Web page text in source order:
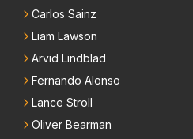
Carlos Sainz
Liam Lawson
Arvid Lindblad
Fernando Alonso
Lance Stroll
Oliver Bearman